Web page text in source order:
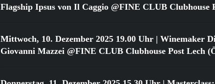
Flagship Ipsus von Il Caggio @FINE CLUB Clubhouse
Mittwoch, 10. Dezember 2025 19.00 Uhr | Winemaker
Giovanni Mazzei @FINE CLUB Clubhouse Post Lech